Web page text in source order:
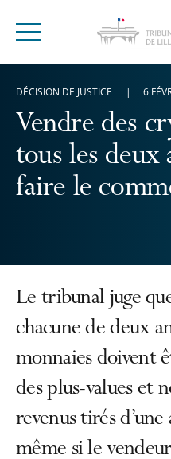
Menu
Vendre des
tous les deux
faire le
DÉCISION DE JUSTICE 6
Le tribunal juge
chacune de deux
monnaies doivent
des plus-values et
revenus tirés
même si le